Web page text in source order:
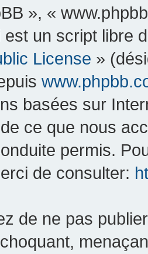
», «
est un script libre
License »
basées sur
ce que nous
permis.
de consulter:
de ne pas